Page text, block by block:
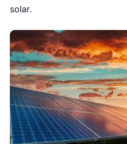
solar.